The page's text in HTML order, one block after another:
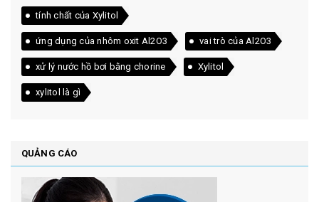
tính chất của Xylitol
ứng dụng của nhôm oxit Al2O3 vai trò của Al2O3
xử lý nước hồ bơi bằng chorine Xylitol
xylitol là gì
QUẢNG CÁO